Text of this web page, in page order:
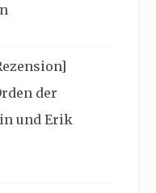
der
und Erik